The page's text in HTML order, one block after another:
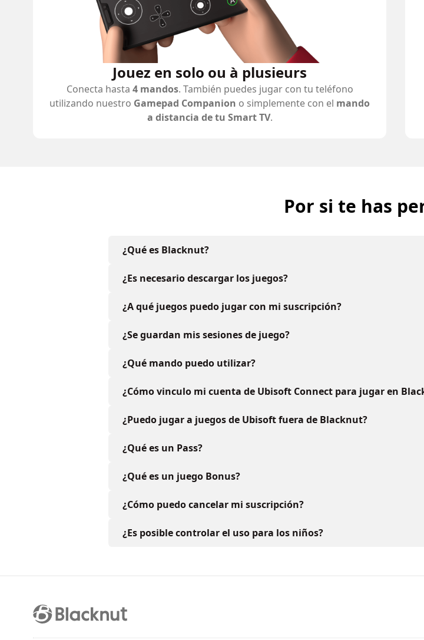
Jouez en solo ou à plusieurs
Conecta hasta 4 mandos. También puedes jugar con tu teléfono
utilizando nuestro Gamepad Companion o simplemente con el mando
a distancia de tu Smart TV.
Por si te has
¿Qué es Blacknut?
¿Es necesario descargar los juegos?
¿A qué juegos puedo jugar con mi suscripción?
¿Se guardan mis sesiones de juego?
¿Qué mando puedo utilizar?
¿Cómo vinculo mi cuenta de Ubisoft Connect para jugar en
¿Puedo jugar a juegos de Ubisoft fuera de Blacknut?
¿Qué es un Pass?
¿Qué es un juego Bonus?
¿Cómo puedo cancelar mi suscripción?
¿Es posible controlar el uso para los niños?